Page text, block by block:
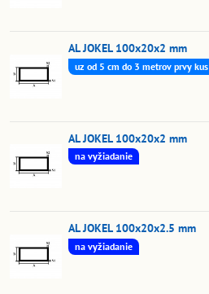
AL JOKEL 100x20x2 mm
uz od 5 cm do 3 metrov prvy kus
AL JOKEL 100x20x2 mm
na vyžiadanie
AL JOKEL 100x20x2.5 mm
na vyžiadanie